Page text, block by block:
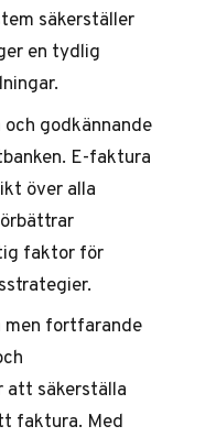
säkerställer
en tydlig
godkännande
E-faktura
över alla
faktor för
men fortfarande
att säkerställa
faktura. Med